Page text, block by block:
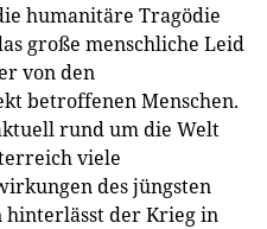
humanitäre Tragödie
große menschliche Leid
von den
betroffenen Menschen.
rund um die Welt
viele
des jüngsten
hinterlässt der Krieg in